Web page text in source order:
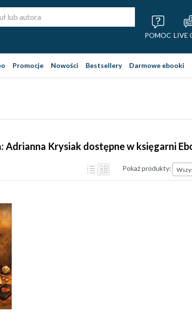
POMOC LIVE
Promocje Nowości Bestsellery Darmowe ebooki
Adrianna Krysiak dostępne w księgarni
Pokaż produkty: